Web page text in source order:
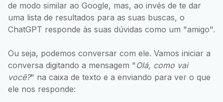
de modo similar ao Google, mas, ao invés de te dar
uma lista de resultados para as suas buscas, o
ChatGPT responde às suas dúvidas como um "amigo".
Ou seja, podemos conversar com ele. Vamos iniciar a
conversa digitando a mensagem " Olá, como vai
você?" na caixa de texto e a enviando para ver o que
ele nos responde: